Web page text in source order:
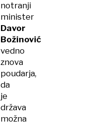
notranji
minister
Davor
Božinović
vedno
znova
poudarja,
da
je
država
možna